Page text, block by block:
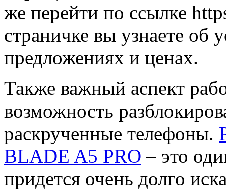
же перейти по ссылке
страничке вы узнаете об
предложениях и ценах.
Также важный аспект
возможность
раскрученные телефоны.
BLADE A5 PRO – это
придется очень долго